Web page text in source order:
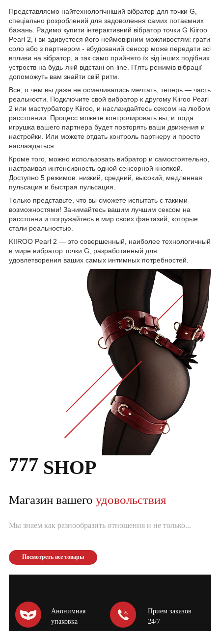
Представляємо найтехнологічніший вібратор для точки G,
спеціально розроблений для задоволення самих потаємних
бажань. Радимо купити інтерактивний вібратор точки G Kiiroo
Pearl 2, і ви здивуєтеся його неймовірним можливостям: грати
соло або з партнером - вбудований сенсор може передати всі
впливи на вібратор, а так само прийнято їх від інших подібних
устроств на будь-якій відстані on-line. П'ять режимів вібрації
допоможуть вам знайти свій ритм.
Все, о чем вы даже не осмеливались мечтать, теперь — часть
реальности. Подключите свой вибратор к другому Kiiroo Pearl
2 или мастурбатору Kiiroo, и наслаждайтесь сексом на любом
расстоянии. Процесс можете контролировать вы, и тогда
игрушка вашего партнера будет повторять ваши движения и
настройки. Или можете отдать контроль партнеру и просто
наслаждаться.
Кроме того, можно использовать вибратор и самостоятельно,
настраивая интенсивность одной сенсорной кнопкой.
Доступно 5 режимов: низкий, средний, высокий, медленная
пульсация и быстрая пульсация.
Только представьте, что вы сможете испытать с такими
возможностями! Занимайтесь вашим лучшим сексом на
расстояни и погружайтесь в мир своих фантазий, которые
стали реальностью.
KIIROO Pearl 2 — это совершенный, наиболее технологичный
в мире вибратор точки G, разработанный для
удовлетворения ваших самых интимных потребностей.
777 SHOP
Магазин вашего удовольствия
Мы знаем как разнообразить отношения и не только...
Посмотреть все товары
Анонимная
упаковка
Прием заказов
24/7